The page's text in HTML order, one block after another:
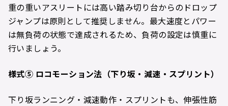
重の重いアスリートには高い踏み切り台からのドロップ
ジャンプは原則として推奨しません。最大速度とパワー
は無負荷の状態で達成されるため、負荷の設定は慎重に
行いましょう。
様式⑤ ロコモーション法（下り坂・減速・スプリント）
下り坂ランニング・減速動作・スプリントも、伸張性筋